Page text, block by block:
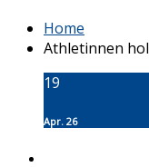
Home
Athletinnen
19
Apr. 26